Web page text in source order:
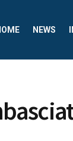
NEWS